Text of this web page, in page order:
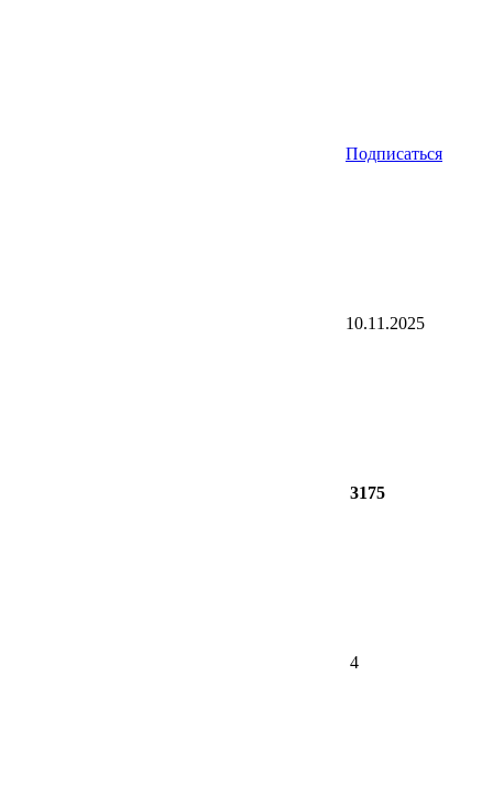
Подписаться
10.11.2025
3175
4